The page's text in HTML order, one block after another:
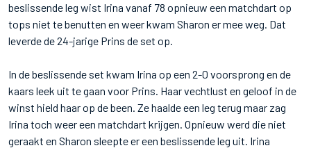
beslissende leg wist Irina vanaf 78 opnieuw een matchdart op
tops niet te benutten en weer kwam Sharon er mee weg. Dat
leverde de 24-jarige Prins de set op.
In de beslissende set kwam Irina op een 2-0 voorsprong en de
kaars leek uit te gaan voor Prins. Haar vechtlust en geloof in de
winst hield haar op de been. Ze haalde een leg terug maar zag
Irina toch weer een matchdart krijgen. Opnieuw werd die niet
geraakt en Sharon sleepte er een beslissende leg uit. Irina